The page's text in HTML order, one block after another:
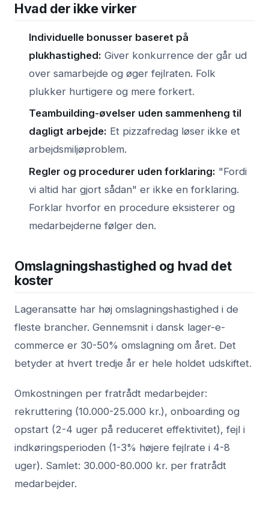
Hvad der ikke virker
Individuelle bonusser baseret på
plukhastighed: Giver konkurrence der går ud
over samarbejde og øger fejlraten. Folk
plukker hurtigere og mere forkert.
Teambuilding-øvelser uden sammenheng til
dagligt arbejde: Et pizzafredag løser ikke et
arbejdsmiljøproblem.
Regler og procedurer uden forklaring: "Fordi
vi altid har gjort sådan" er ikke en forklaring.
Forklar hvorfor en procedure eksisterer og
medarbejderne følger den.
Omslagningshastighed og hvad det
koster
Lageransatte har høj omslagningshastighed i de
fleste brancher. Gennemsnit i dansk lager-e-
commerce er 30-50% omslagning om året. Det
betyder at hvert tredje år er hele holdet udskiftet.
Omkostningen per fratrådt medarbejder:
rekruttering (10.000-25.000 kr.), onboarding og
opstart (2-4 uger på reduceret effektivitet), fejl i
indkøringsperioden (1-3% højere fejlrate i 4-8
uger). Samlet: 30.000-80.000 kr. per fratrådt
medarbejder.